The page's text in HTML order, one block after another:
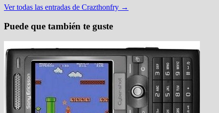
Ver todas las entradas de Crazthonfry →
Puede que también te guste